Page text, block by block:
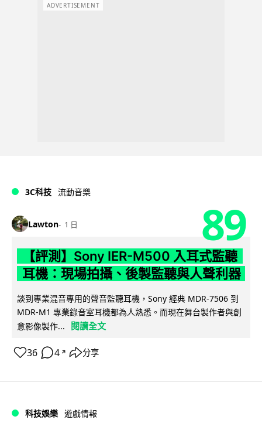
ADVERTISEMENT
3C科技 流動音樂
Lawton 1 日 89
【評測】Sony IER-M500 入耳式監聽
耳機：現場拍攝、後製監聽與人聲利器
談到專業混音專用的聲音監聽耳機，Sony 經典 MDR-7506 到
MDR-M1 專業錄音室耳機都為人熟悉。而現在舞台製作者與創
意影像製作...
閱讀全文
36 4 ↗ 分享
科技娛樂 遊戲情報